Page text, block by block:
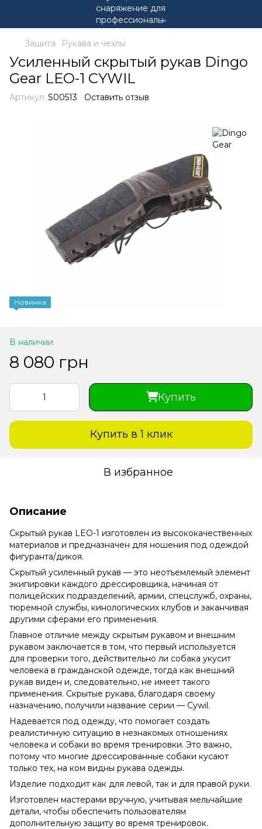
Защита Рукава и чехлы
Усиленный скрытый рукав Dingo
Gear LEO-1 CYWIL
Артикул: S00513 Оставить отзыв
Новинка
В наличии
8 080 грн
Купить
Купить в 1 клик
В избранное
Описание
Скрытый рукав LEO-1 изготовлен из высококачественных
материалов и предназначен для ношения под одеждой
фигуранта/дикоя.
Скрытый усиленный рукав — это неотъемлемый элемент
экипировки каждого дрессировщика, начиная от
полицейских подразделений, армии, спецслужб, охраны,
тюремной службы, кинологических клубов и заканчивая
другими сферами его применения.
Главное отличие между скрытым рукавом и внешним
рукавом заключается в том, что первый используется
для проверки того, действительно ли собака укусит
человека в гражданской одежде, тогда как внешний
рукав виден и, следовательно, не имеет такого
применения. Скрытые рукава, благодаря своему
назначению, получили название серии — Cywil.
Надевается под одежду, что помогает создать
реалистичную ситуацию в незнакомых отношениях
человека и собаки во время тренировки. Это важно,
потому что многие дрессированные собаки кусают
только тех, на ком видны рукава одежды.
Изделие подходит как для левой, так и для правой руки.
Изготовлен мастерами вручную, учитывая мельчайшие
детали, чтобы обеспечить пользователям
дополнительную защиту во время тренировок.